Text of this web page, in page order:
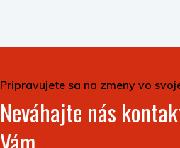
Pripravujete sa na zmeny vo
Neváhajte nás